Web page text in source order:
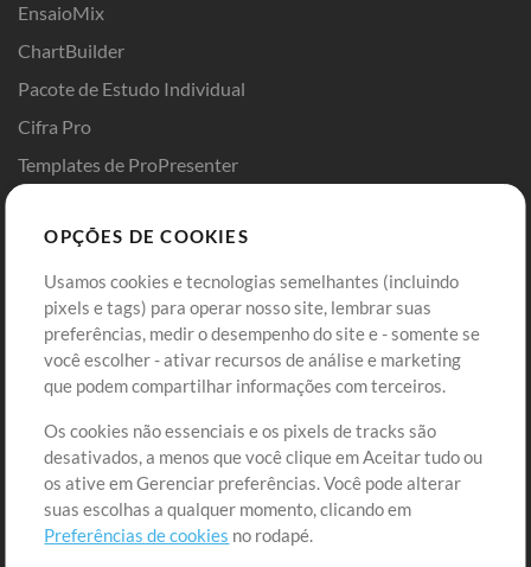
EnsaioMix
ChartBuilder
Pacote de Estudo Individual
Cifra Pro
Templates de ProPresenter
Comprar Créditos
Conteúdo Grátis
Solicite uma Música
Extras
Sessões
Envie seu conteúdo
Playlist
Entre
Cadastre-se
Ir ao carrinho
OPÇÕES DE COOKIES
Usamos cookies e tecnologias semelhantes (incluindo
pixels e tags) para operar nosso site, lembrar suas
preferências, medir o desempenho do site e - somente se
você escolher - ativar recursos de análise e marketing
que podem compartilhar informações com terceiros.
Os cookies não essenciais e os pixels de tracks são
desativados, a menos que você clique em Aceitar tudo ou
os ative em Gerenciar preferências. Você pode alterar
suas escolhas a qualquer momento, clicando em
Preferências de cookies no rodapé.